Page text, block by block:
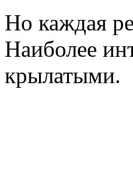
Но каждая
Наиболее
крылатыми.